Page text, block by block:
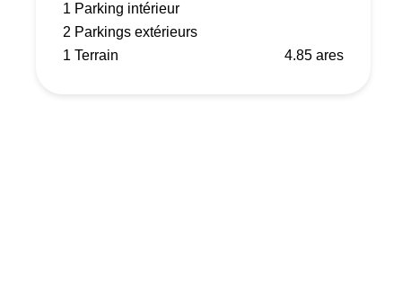
1 Parking intérieur
2 Parkings extérieurs
1 Terrain
4.85 ares